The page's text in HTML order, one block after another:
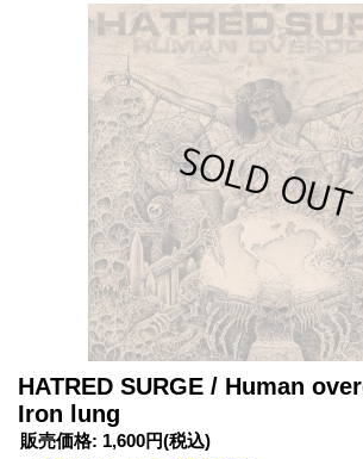
HATRED SURGE / Human
Iron lung
販売価格: 1,600円(税込)